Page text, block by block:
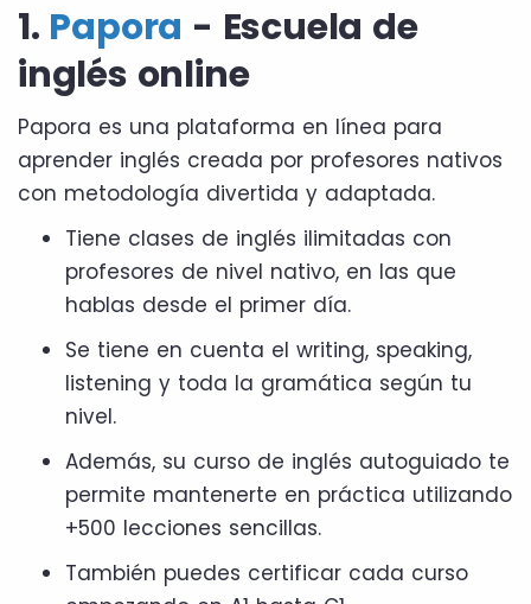
1. Papora - Escuela de
inglés online
Papora es una plataforma en línea para
aprender inglés creada por profesores nativos
con metodología divertida y adaptada.
Tiene clases de inglés ilimitadas con
profesores de nivel nativo, en las que
hablas desde el primer día.
Se tiene en cuenta el writing, speaking,
listening y toda la gramática según tu
nivel.
Además, su curso de inglés autoguiado te
permite mantenerte en práctica utilizando
+500 lecciones sencillas.
También puedes certificar cada curso